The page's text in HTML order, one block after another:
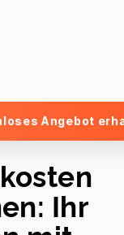
Angebot
Ihr